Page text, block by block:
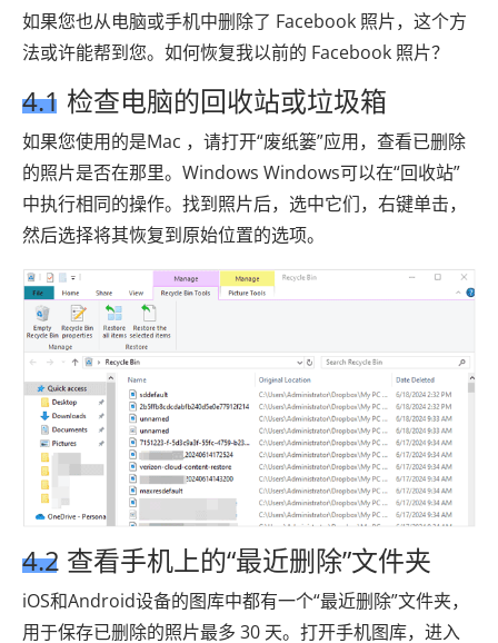
如果您也从电脑或手机中删除了 Facebook 照片，这个方
法或许能帮到您。如何恢复我以前的 Facebook 照片？
4.1 检查电脑的回收站或垃圾箱
如果您使用的是Mac ，请打开“废纸篓”应用，查看已删除
的照片是否在那里。Windows Windows可以在“回收站”
中执行相同的操作。找到照片后，选中它们，右键单击，
然后选择将其恢复到原始位置的选项。
4.2 查看手机上的“最近删除”文件夹
iOS和Android设备的图库中都有一个“最近删除”文件夹，
用于保存已删除的照片最多 30 天。打开手机图库，进入